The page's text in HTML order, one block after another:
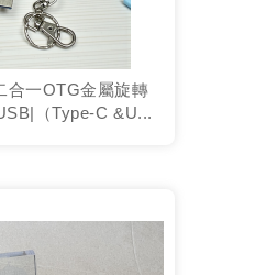
合一OTG金屬旋轉
（Type-C &U...